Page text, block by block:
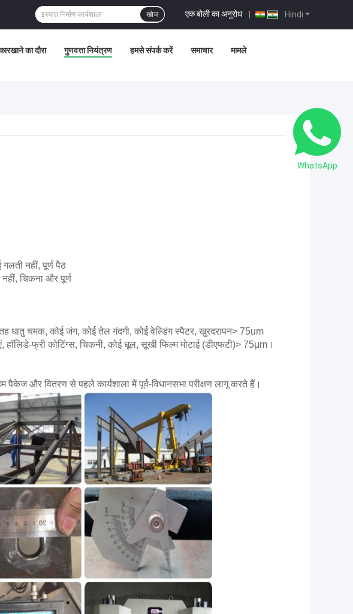
Hindi
एक बोली का अनुरोध |
खोज
का दौरा गुणवत्ता नियंत्रण हमसे संपर्क करें समाचार मामले
नहीं, पूर्ण पैठ
चिकना और पूर्ण
चमक, कोई जंग, कोई तेल गंदगी, कोई वेल्डिंग स्पैटर, खुरदरापन> 75um
हॉलिडे-फ्री कोटिंग्स, चिकनी, कोई धूल, सूखी फिल्म मोटाई (डीएफटी)> 75μm।
और वितरण से पहले कार्यशाला में पूर्व-विधानसभा परीक्षण लागू करते हैं।
WhatsApp